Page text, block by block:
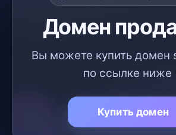
Домен
Вы можете купить домен
по ссылке ниже
Купить домен